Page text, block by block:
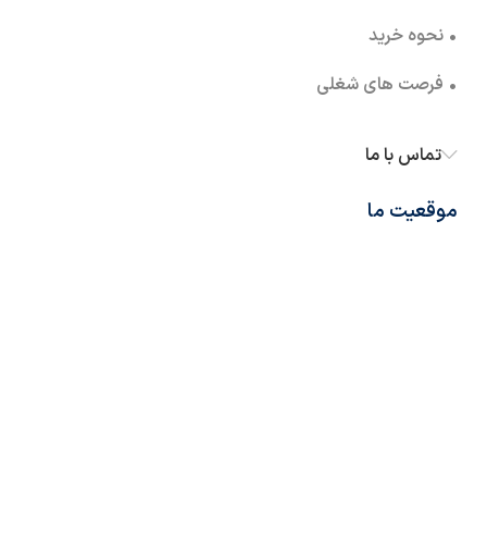
• نحوه خرید
• فرصت های شغلی
تماس با ما
موقعیت ما